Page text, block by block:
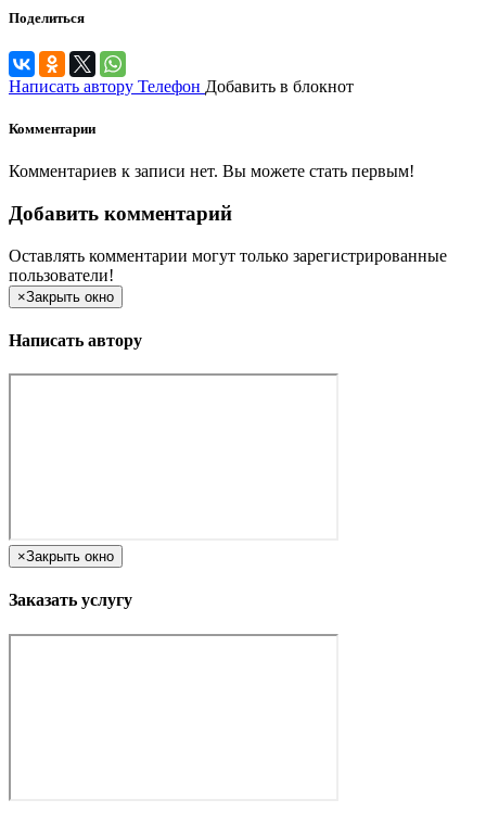
Поделиться
Написать автору Телефон Добавить в блокнот
Комментарии
Комментариев к записи нет. Вы можете стать первым!
Добавить комментарий
Оставлять комментарии могут только зарегистрированные
пользователи!
×Закрыть окно
Написать автору
×Закрыть окно
Заказать услугу